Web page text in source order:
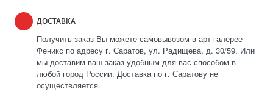
ДОСТАВКА
Получить заказ Вы можете самовывозом в арт-галерее
Феникс по адресу г. Саратов, ул. Радищева, д. 30/59. Или
мы доставим ваш заказ удобным для вас способом в
любой город России. Доставка по г. Саратову не
осуществляется.